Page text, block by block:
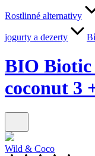
Rostlinné alternativy
jogurty a dezerty
BIO Biotic
coconut 3
Wild & Coco